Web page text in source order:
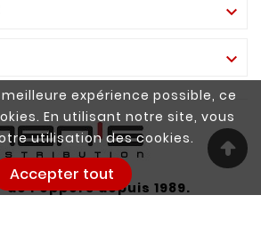
expérience possible, ce
En utilisant notre site, vous
utilisation des cookies.
Accepter tout


Poppers depuis 1989.